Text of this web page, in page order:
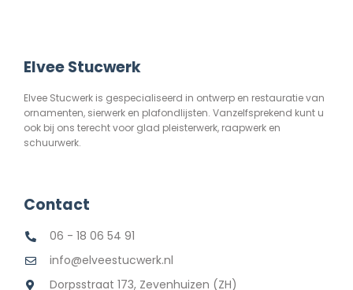
Elvee Stucwerk
Elvee Stucwerk is gespecialiseerd in ontwerp en restauratie van
ornamenten, sierwerk en plafondlijsten. Vanzelfsprekend kunt u
ook bij ons terecht voor glad pleisterwerk, raapwerk en
schuurwerk.
Contact
06 - 18 06 54 91
info@elveestucwerk.nl
Dorpsstraat 173, Zevenhuizen (ZH)